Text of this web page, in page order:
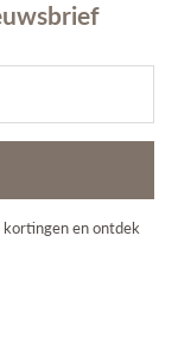
en ontdek